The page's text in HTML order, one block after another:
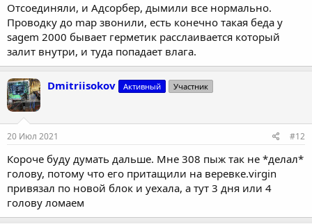
Отсоединяли, и Адсорбер, дымили все нормально.
Проводку до map звонили, есть конечно такая беда у
sagem 2000 бывает герметик расслаивается который
залит внутри, и туда попадает влага.
Dmitriisokov Активный Участник
20 Июл 2021 #12
Короче буду думать дальше. Мне 308 пыж так не *делал*
голову, потому что его притащили на веревке.virgin
привязал по новой блок и уехала, а тут 3 дня или 4
голову ломаем